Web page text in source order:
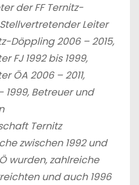
der FF Ternitz-
Leiter
Döppling 2006 – 2015,
FJ 1992 bis 1999,
ÖA 2006 – 2011,
1999, Betreuer und
Ternitz
zwischen 1992 und
wurden, zahlreiche
und auch 1996